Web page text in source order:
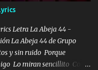
EL 24 SIEMPRE FUE UN
PELEAND0 SIEMPRE
LEGADO Es el DOS de
y com...
Letra La Abeja 44 -
La Abeja 44 de Grupo
y sin ruido Porque
Lo miran sencillito Con